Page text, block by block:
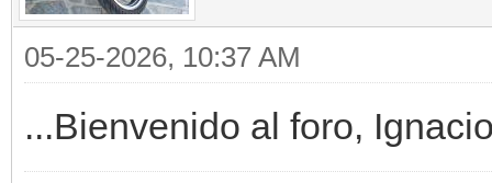
05-25-2026, 10:37 AM
...Bienvenido al foro,